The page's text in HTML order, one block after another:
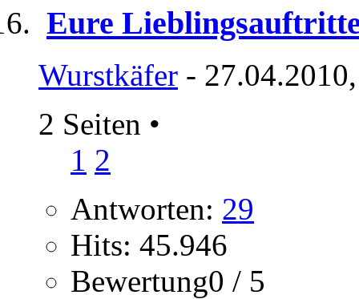
Eure
Wurstkäfer -
2 Seiten •
1 2
Antworten: 29
Hits: 45.946
Bewertung0 / 5